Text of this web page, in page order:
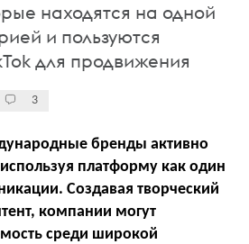
находятся на одной
и пользуются
для продвижения
3
бренды активно
платформу как один
Создавая творческий
компании могут
среди широкой